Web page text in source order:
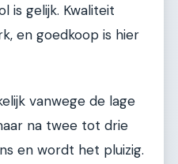
is gelijk. Kwaliteit
en goedkoop is hier
vanwege de lage
na twee tot drie
en wordt het pluizig.